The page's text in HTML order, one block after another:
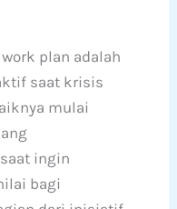
plan adalah
saat krisis
mulai
ingin
bagi